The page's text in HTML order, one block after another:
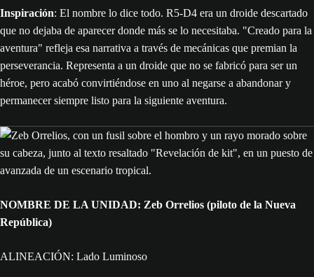
Inspiración: El nombre lo dice todo. R5-D4 era un droide descartado
que no dejaba de aparecer donde más se lo necesitaba. "Creado para la
aventura" refleja esa narrativa a través de mecánicas que premian la
perseverancia. Representa a un droide que no se fabricó para ser un
héroe, pero acabó convirtiéndose en uno al negarse a abandonar y
permanecer siempre listo para la siguiente aventura.
NOMBRE DE LA UNIDAD: Zeb Orrelios (piloto de la Nueva
República)
ALINEACIÓN: Lado Luminoso